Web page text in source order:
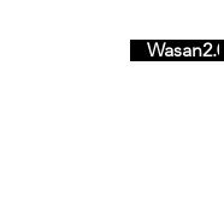
Wasan2.0